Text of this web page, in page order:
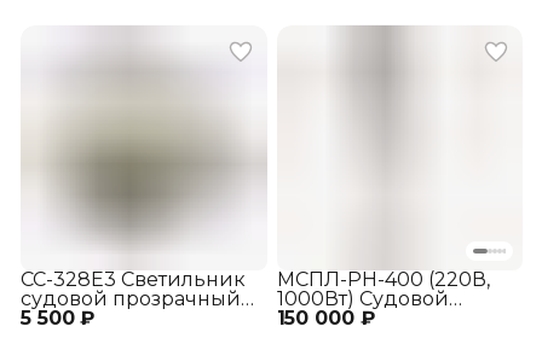
5 500 ₽
СС-328Е3 Светильник
судовой прозрачный
со скошенным,
150 000 ₽
МСПЛ-РН-400 (220В,
1000Вт) Судовой
поисковый прожектор